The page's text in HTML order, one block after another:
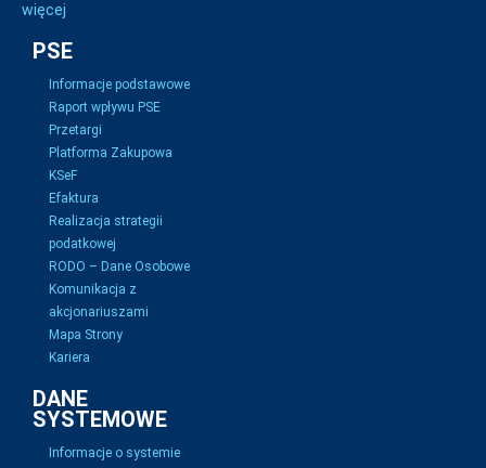
więcej
PSE
Informacje podstawowe
Raport wpływu PSE
Przetargi
Platforma Zakupowa
KSeF
Efaktura
Realizacja strategii
podatkowej
RODO – Dane Osobowe
Komunikacja z
akcjonariuszami
Mapa Strony
Kariera
DANE
SYSTEMOWE
Informacje o systemie